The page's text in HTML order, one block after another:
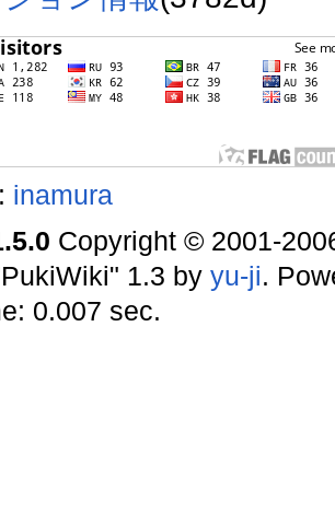
inamura
Copyright © 2001-
1.3 by yu-ji.
0.007 sec.